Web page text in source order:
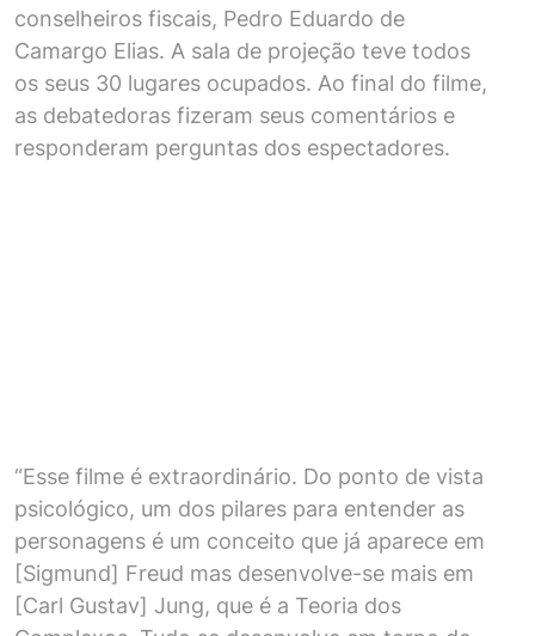
conselheiros fiscais, Pedro Eduardo de
Camargo Elias. A sala de projeção teve todos
os seus 30 lugares ocupados. Ao final do filme,
as debatedoras fizeram seus comentários e
responderam perguntas dos espectadores.
“Esse filme é extraordinário. Do ponto de vista
psicológico, um dos pilares para entender as
personagens é um conceito que já aparece em
[Sigmund] Freud mas desenvolve-se mais em
[Carl Gustav] Jung, que é a Teoria dos